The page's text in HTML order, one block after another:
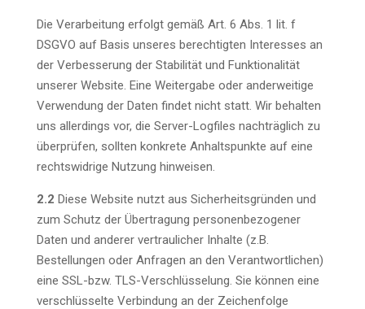
Die Verarbeitung erfolgt gemäß Art. 6 Abs. 1 lit. f
DSGVO auf Basis unseres berechtigten Interesses an
der Verbesserung der Stabilität und Funktionalität
unserer Website. Eine Weitergabe oder anderweitige
Verwendung der Daten findet nicht statt. Wir behalten
uns allerdings vor, die Server-Logfiles nachträglich zu
überprüfen, sollten konkrete Anhaltspunkte auf eine
rechtswidrige Nutzung hinweisen.
2.2 Diese Website nutzt aus Sicherheitsgründen und
zum Schutz der Übertragung personenbezogener
Daten und anderer vertraulicher Inhalte (z.B.
Bestellungen oder Anfragen an den Verantwortlichen)
eine SSL-bzw. TLS-Verschlüsselung. Sie können eine
verschlüsselte Verbindung an der Zeichenfolge